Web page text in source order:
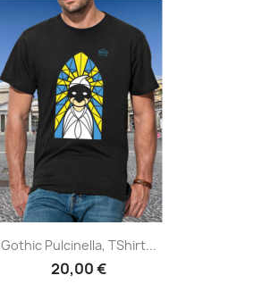
Gothic Pulcinella, TShirt...
20,00 €